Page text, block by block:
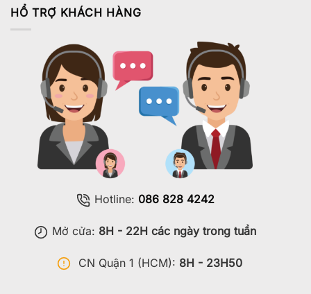
HỔ TRỢ KHÁCH HÀNG
Hotline: 086 828 4242
Mở cửa: 8H - 22H các ngày trong tuần
CN Quận 1 (HCM): 8H - 23H50